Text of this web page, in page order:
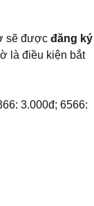
sẽ được đăng ký
là điều kiện bắt
3.000đ; 6566: